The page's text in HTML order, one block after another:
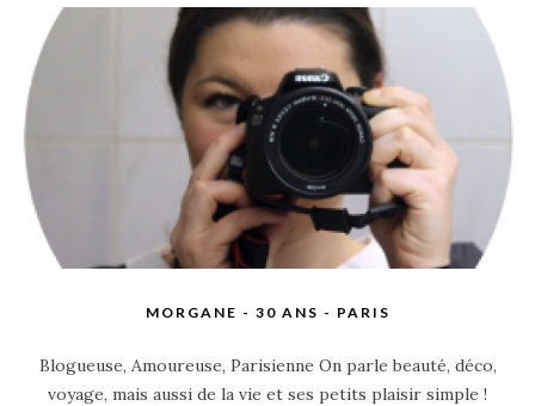
MORGANE - 30 ANS - PARIS
Blogueuse, Amoureuse, Parisienne On parle beauté, déco,
voyage, mais aussi de la vie et ses petits plaisir simple !